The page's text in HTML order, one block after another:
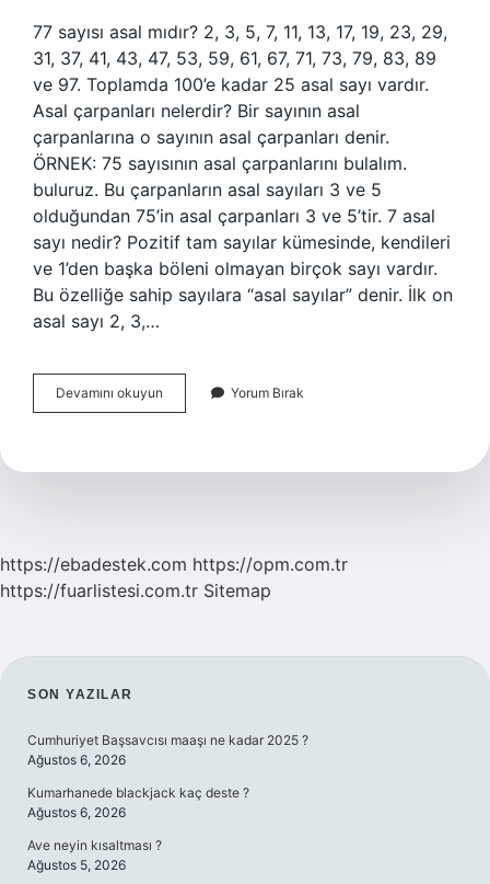
77 sayısı asal mıdır? 2, 3, 5, 7, 11, 13, 17, 19, 23, 29,
31, 37, 41, 43, 47, 53, 59, 61, 67, 71, 73, 79, 83, 89
ve 97. Toplamda 100’e kadar 25 asal sayı vardır.
Asal çarpanları nelerdir? Bir sayının asal
çarpanlarına o sayının asal çarpanları denir.
ÖRNEK: 75 sayısının asal çarpanlarını bulalım.
buluruz. Bu çarpanların asal sayıları 3 ve 5
olduğundan 75’in asal çarpanları 3 ve 5’tir. 7 asal
sayı nedir? Pozitif tam sayılar kümesinde, kendileri
ve 1’den başka böleni olmayan birçok sayı vardır.
Bu özelliğe sahip sayılara “asal sayılar” denir. İlk on
asal sayı 2, 3,…
Devamını okuyun
Sayısının
Nedir
Yorum Bırak
https://ebadestek.com https://opm.com.tr
https://fuarlistesi.com.tr Sitemap
SIDEBAR
SON YAZILAR
Cumhuriyet Başsavcısı maaşı ne kadar 2025 ?
Ağustos 6, 2026
Kumarhanede blackjack kaç deste ?
Ağustos 6, 2026
Ave neyin kısaltması ?
Ağustos 5, 2026